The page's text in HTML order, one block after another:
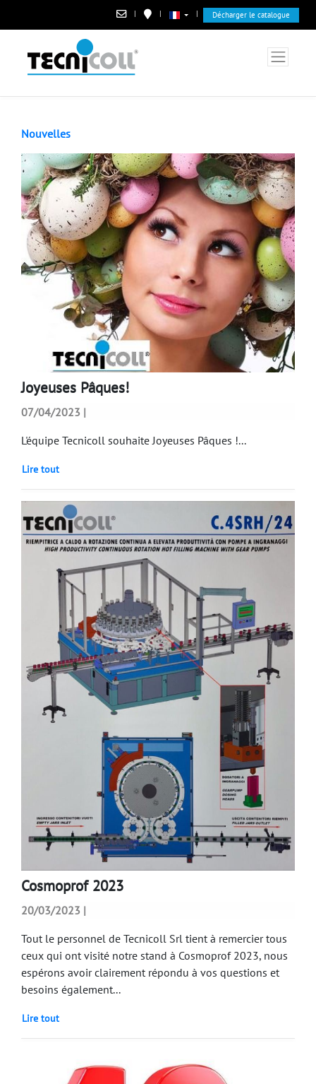
| | | Décharger le catalogue
Nouvelles
Joyeuses Pâques!
07/04/2023 |
L'équipe Tecnicoll souhaite Joyeuses Pâques !...
Lire tout
Cosmoprof 2023
20/03/2023 |
Tout le personnel de Tecnicoll Srl tient à remercier tous
ceux qui ont visité notre stand à Cosmoprof 2023, nous
espérons avoir clairement répondu à vos questions et
besoins également...
Lire tout